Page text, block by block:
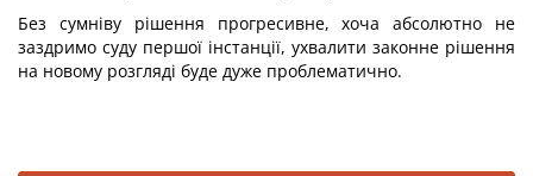
Без сумніву рішення прогресивне, хоча абсолютно не
заздримо суду першої інстанції, ухвалити законне рішення
на новому розгляді буде дуже проблематично.